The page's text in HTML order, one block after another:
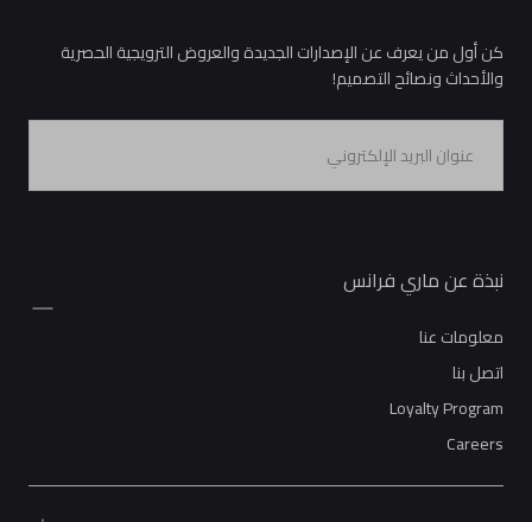
كن أول من يعرف عن الإصدارات الجديدة والعروض الترويجية الحصرية
والأحداث ونصائح التصميم!
البريد
نبذة عن ماري فرانس
معلومات عنا
اتصل بنا
Loyalty Program
Careers